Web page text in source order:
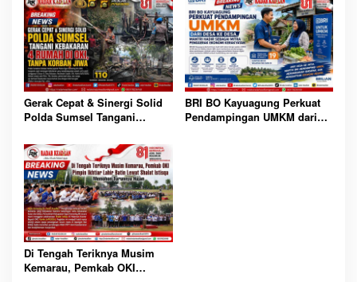
Gerak Cepat & Sinergi Solid
Polda Sumsel Tangani
Tanpa Korban Jiwa
BRI BO Kayuagung Perkuat
Pendampingan UMKM dari
Di Tengah Teriknya Musim
Kemarau, Pemkab OKI